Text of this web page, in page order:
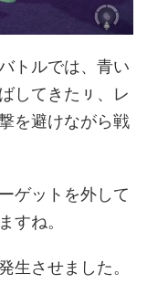
トルでは、青い
してきたㇼ、レ
を避けながら戦
ゲットを外して
すね。
生させました。